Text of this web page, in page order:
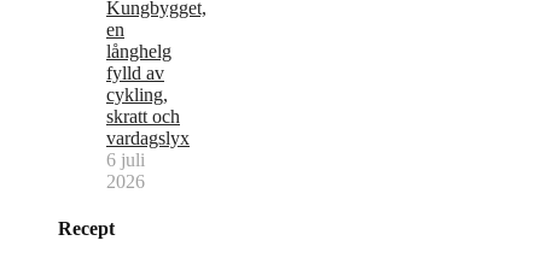
Kungbygget,
en
långhelg
fylld av
cykling,
skratt och
vardagslyx
6 juli
2026
Recept